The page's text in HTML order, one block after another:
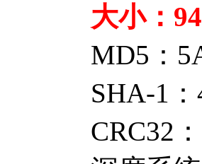
大小：
MD5：
SHA-1
CRC32